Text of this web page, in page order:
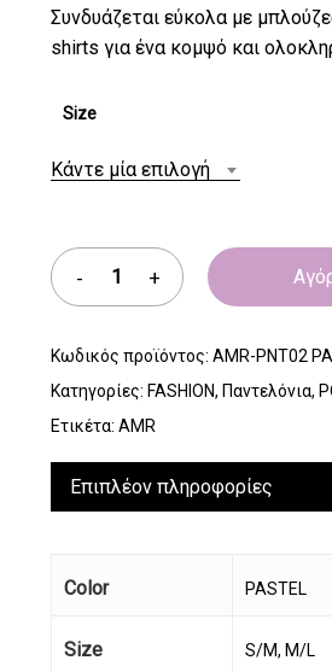
Συνδυάζεται εύκολα με
shirts για ένα κομψό και
Size
Κάντε μία επιλογή
Κωδικός προϊόντος: AMR-PNT02
Κατηγορίες: FASHION, Παντελόνια,
Ετικέτα: AMR
Επιπλέον πληροφορίες
Color PASTEL
Size S/M, M/L